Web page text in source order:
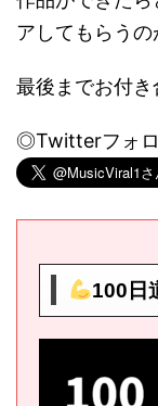
アしてもらうの
最後までお付き
◎Twitterフォロ
100日